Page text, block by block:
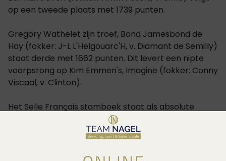
op een tweede plaats met 1739 punten.
Gregory Wathelet zijn troef, Bond Jamesbond de
Hay (fokker: J-L L'Helgouarc'H, v. Diamant de Semilly)
staat derde met 1662 punten. Dit levert een nipte
voorpsrong op Kim Emmen's, Imagine (fokker: Conny
Viscaal, v. Clinton).
Het Selle Français stamboek staat als absolute
nummer één in de ranking met een ruime
voorsprong op het Holstein. Het Nederlandse KWPN
stamboek eindigt derde.